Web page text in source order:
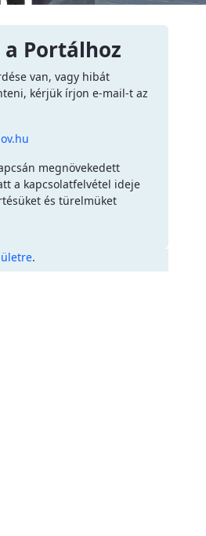
a Portálhoz
van, vagy hibát
kérjük írjon e-mail-t az
megnövekedett
a kapcsolatfelvétel ideje
és türelmüket
.